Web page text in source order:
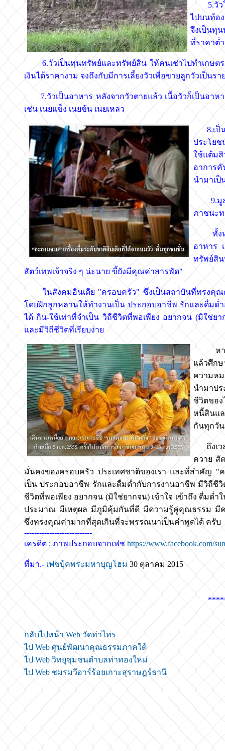
5.วัวให้
ไปบนท้อ
จึงเป็นทุ
ที่ราคาต่
6.วัวเป็นทุนทรัพย์และทรัพย์สิน ให้คนเช่าไปทำเกษตร
เงินได้ราคางาม จงถึงกับมีการเลี้ยงวัวเพื่อขายลูกวัวเป็นร
7.วัวเป็นอาหาร หลังจากวัวตายแล้ว เนื้อวัวก็เป็นอาห
เช่น เนยแข็ง เนยข้น เนยเหลว
8.เป็น
ประโยช
ใช้แต้มสิ
อาการ
นำมาเป็
9.มูลวั
ภาชนะท
ทั้งหมด
อาหาร
ทรัพย์สิน
สัตว์เทพเจ้าจริง ๆ น่ะนาย ขี้ยังมีคุณค่าสารพัด"
ในสังคมอินเดีย "ครอบครัว" ซึ่งเป็นสถาบันที่ทรงคุณค่
โดยฝึกลูกหลานให้ทำงานเป็น ประกอบอาชีพ รักและดื่ม
ได้ กิน-ใช้เท่าที่จำเป็น วิถีชีวิตที่พอเพียง อยากจน (มิใช่ย
และมีวิถีชีวิตที่เรียบง่าย
หากเร
แล้วศึก
ความห
นำมาปร
ชีวิตของ
หนี้สินแล
กันทุกวั
ถึงเวล
ควาย สั
มั่นคงของครอบครัว ประเทศชาติของเรา และที่สำคัญ
เป็น ประกอบอาชีพ รักและดื่มด่ำกับการงานอาชีพ มีวิถีชี
ชีวิตที่พอเพียง อยากจน (มิใช่ยากจน) เข้าใจ เข้าถึง ดื่มด่
ประมาณ มีเหตุผล มีภูมิคุ้มกันที่ดี มีความรู้คู่คุณธรรม มีค
ซึ่งทรงคุณค่ามากที่สุดเกินที่จะพรรณนาเป็นคำพูดได้ ครับ
---------------------------
เครดิต : ภาพประกอบจากเฟช https://www.facebook.com/
ที่มา.- เฟชบุ้คพระมหาบุญโฮม 30 ตุลาคม 2015
กลับไปหน้า Web วัดท่าไทร
ไป Web ศูนย์พัฒนาคุณธรรมภาคใต้
ไป Web วิทยุชุมชนตำบลท่าทองใหม่
ไป Web ชมรมวีอาร์ร้อยเกาะสุราษฎร์ธานี